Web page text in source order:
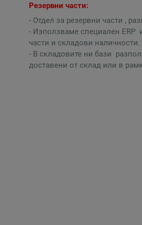
Резервни части:
- Отдел за резервни части ,
- Използваме специален ERP
части и складови наличности.
- В складовите ни бази
доставени от склад или в